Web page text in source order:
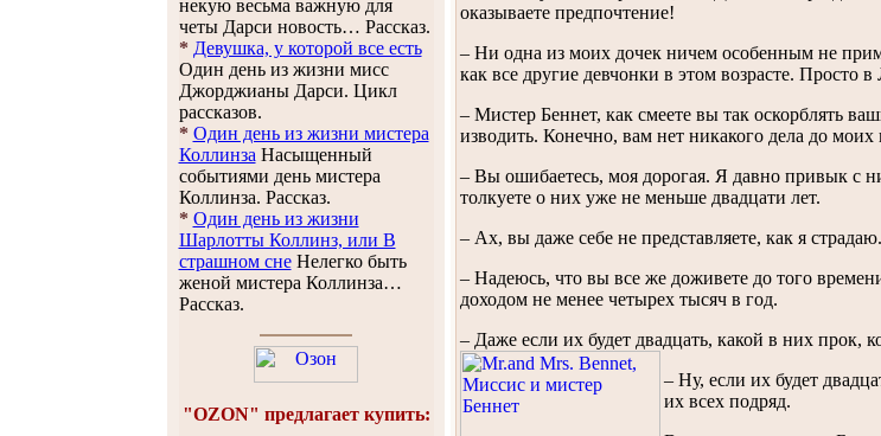
некую весьма важную для
четы Дарси новость… Рассказ.
* Девушка, у которой все есть
Один день из жизни мисс
Джорджианы Дарси. Цикл
рассказов.
* Один день из жизни мистера
Коллинза Насыщенный
событиями день мистера
Коллинза. Рассказ.
* Один день из жизни
Шарлотты Коллинз, или В
страшном сне Нелегко быть
женой мистера Коллинза…
Рассказ.
"OZON" предлагает купить:
оказываете предпочтение!
– Ни одна из моих дочек ничем особенным не
как все другие девчонки в этом возрасте. Просто
– Мистер Беннет, как смеете вы так оскорблять
изводить. Конечно, вам нет никакого дела до моих
– Вы ошибаетесь, моя дорогая. Я давно привык с
толкуете о них уже не меньше двадцати лет.
– Ах, вы даже себе не представляете, как я страдаю.
– Надеюсь, что вы все же доживете до того
доходом не менее четырех тысяч в год.
– Даже если их будет двадцать, какой в них прок,
– Ну, если их будет
их всех подряд.